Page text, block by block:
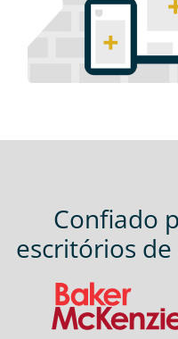
Confiado
escritórios